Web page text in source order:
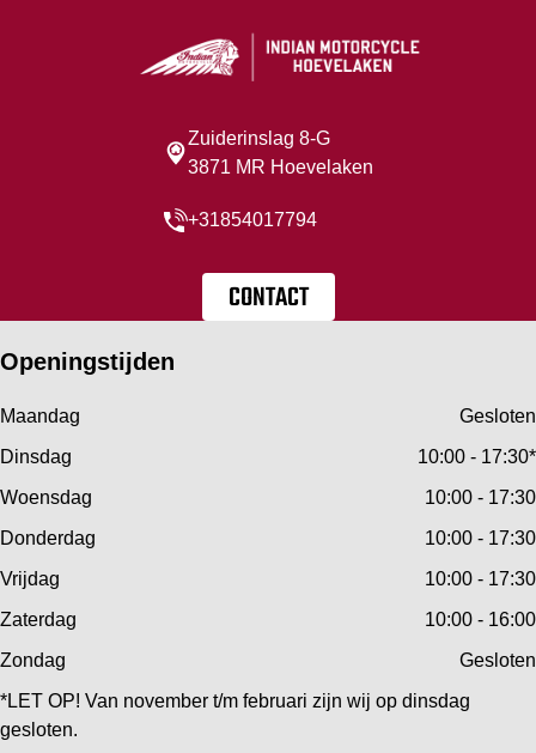
Zuiderinslag 8-G
3871 MR Hoevelaken
+31854017794
CONTACT
Openingstijden
Maandag
Gesloten
Dinsdag
10:00 - 17:30*
Woensdag
10:00 - 17:30
Donderdag
10:00 - 17:30
Vrijdag
10:00 - 17:30
Zaterdag
10:00 - 16:00
Zondag
Gesloten
*LET OP! Van november t/m februari zijn wij op dinsdag
gesloten.